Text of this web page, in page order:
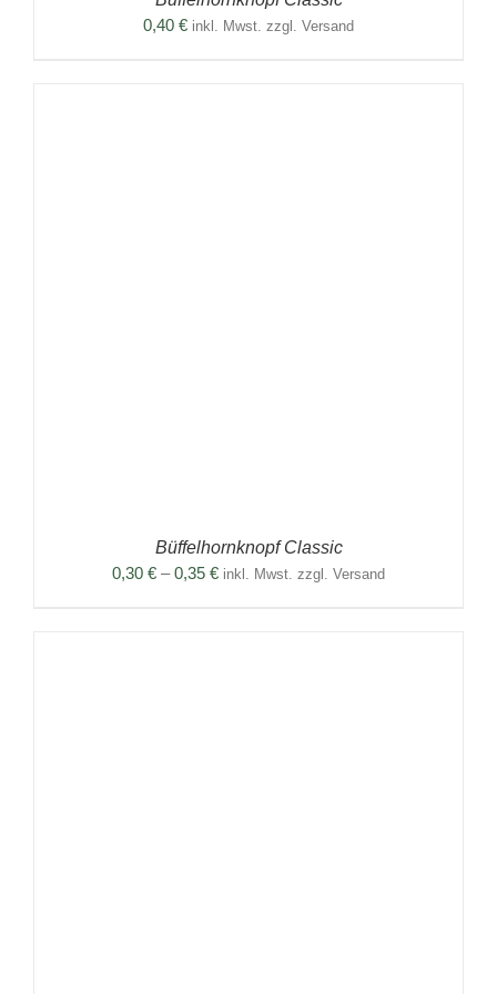
0,40 € inkl. Mwst. zzgl. Versand
Büffelhornknopf Classic
0,30 € –0,35 €Preisspanne:
inkl. Mwst. zzgl. Versand